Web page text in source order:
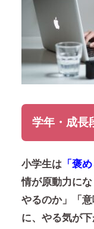
学年・成長
小学生は 「褒
情が原動力に
やるのか」「意
に、やる気が下